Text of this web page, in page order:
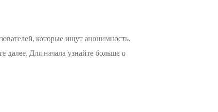
которые ищут анонимность.
далее. Для начала узнайте больше о